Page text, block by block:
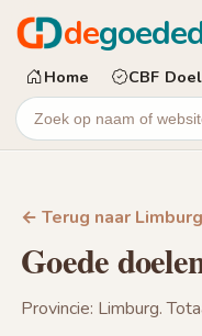
de
Home CBF
← Terug naar Limburg
Goede
Provincie: Limburg.